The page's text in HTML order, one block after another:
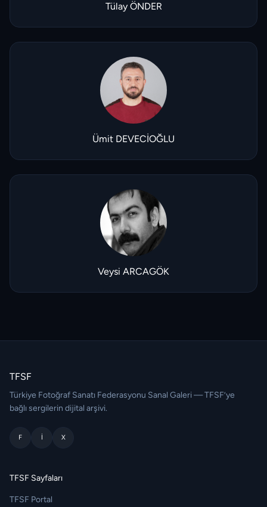
Tülay ÖNDER
Ümit DEVECİOĞLU
Veysi ARCAGÖK
TFSF
Türkiye Fotoğraf Sanatı Federasyonu Sanal Galeri — TFSF’ye
bağlı sergilerin dijital arşivi.
F I X
TFSF Sayfaları
TFSF Portal